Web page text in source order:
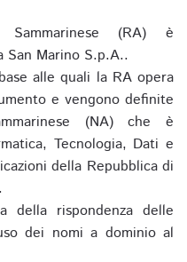
(RA) è
San Marino S.p.A..
alle quali la RA opera
e vengono definite
(NA) che è
Tecnologia, Dati e
della Repubblica di
rispondenza delle
dei nomi a dominio al